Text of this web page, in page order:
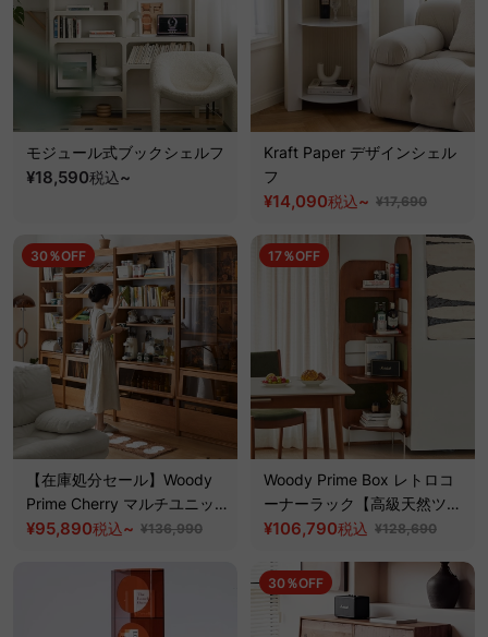
モジュール式ブックシェルフ
¥18,590税込~
Kraft Paper デザインシェル
フ
¥14,090税込~ ¥17,690
30％OFF
【在庫処分セール】Woody
Prime Cherry マルチユニッ
トシェルフ
¥95,890税込~ ¥136,990
17％OFF
Woody Prime Box レトロコ
ーナーラック【高級天然ツゲ
材】
¥106,790税込 ¥128,690
30％OFF